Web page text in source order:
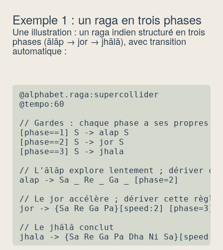
Exemple 1 : un raga en trois phases
Une illustration : un raga indien structuré en trois
phases (ālāp → jor → jhālā), avec transition
automatique :
@alphabet.raga:supercollider
@tempo:60
// Gardes : chaque phase a ses propres
[phase==1] S -> alap S
[phase==2] S -> jor S
[phase==3] S -> jhala
// L'ālāp explore lentement ; dériver
alap -> Sa _ Re _ Ga _ [phase=2]
// Le jor accélère ; dériver cette règle
jor -> {Sa Re Ga Pa}[speed:2] [phase=3]
// Le jhālā conclut
jhala -> {Sa Re Ga Pa Dha Ni Sa}[speed:4]